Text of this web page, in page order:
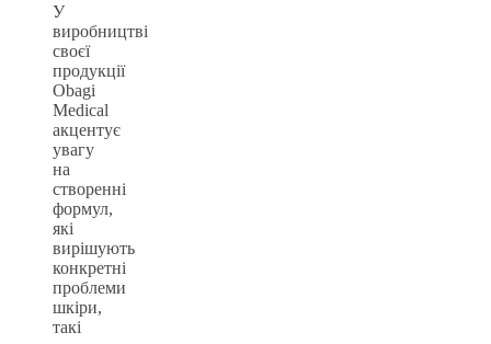
У
виробництві
своєї
продукції
Obagi
Medical
акцентує
увагу
на
створенні
формул,
які
вирішують
конкретні
проблеми
шкіри,
такі